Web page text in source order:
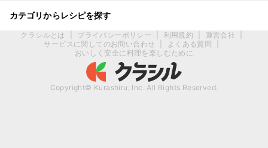
カテゴリからレシピを探す
クラシルとは プライバシーポリシー 利用規約 運営会社
サービスに関してのお問い合わせ
よくある質問
おいしく安全に料理を楽しむために
Copyright© Kurashiru, Inc. All Rights Reserved.